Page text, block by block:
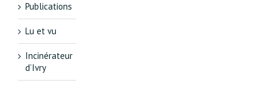
Publications
Lu et vu
Incinérateur
d’Ivry